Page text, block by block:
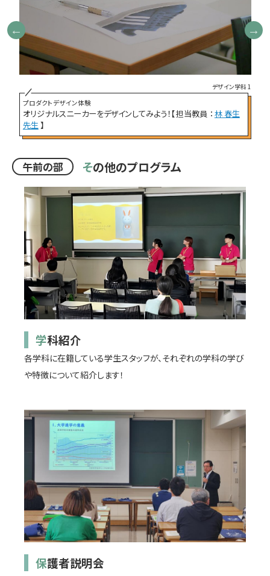
デザイン学科 1
プロダクトデザイン体験
オリジナルスニーカーをデザインしてみよう！【 担当教員 ： 林 春生
先生】
午前の部 その他のプログラム
学科紹介
各学科に在籍している学生スタッフが、それぞれの学科の学び
や特徴について紹介します！
保護者説明会